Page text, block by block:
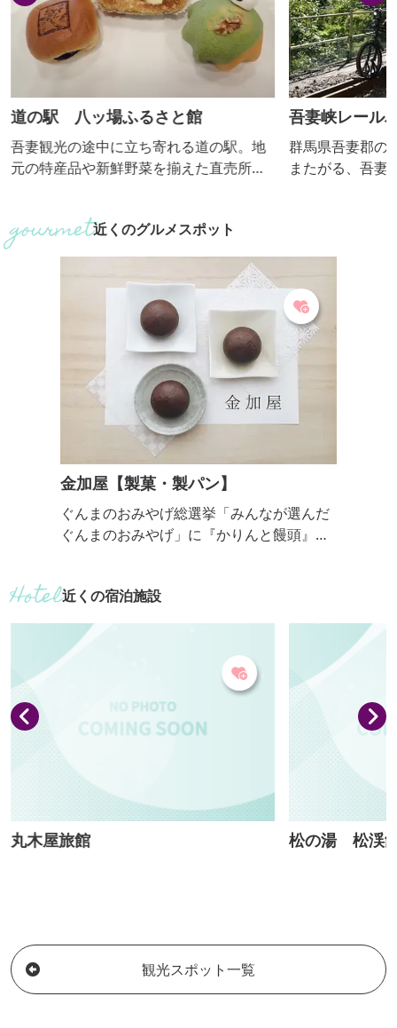
道の駅 八ッ場ふるさと館
吾妻観光の途中に立ち寄れる道の駅。地
元の特産品や新鮮野菜を揃えた直売所や
います。また、温泉地ならではの足湯を
楽しむことができます。
吾妻峡レール
ｎ！（アガッ
群馬県吾妻郡の
またがる、吾妻
した自転車型ト
車型トロッコの
インを辿ること
ファンは必見
近くのグルメスポット
金加屋【製菓・製パン】
ぐんまのおみやげ総選挙「みんなが選んだ
ぐんまのおみやげ」に『かりんと饅頭』が
り扱いの商品は異なります ※ 商品の一部
をお取り扱いいただいております。 【 県
外 】 ・群馬県アンテナショップ ぐんま
ちゃん家（東京都中央区銀座5丁目13番地1
ろは（群馬県高崎市...
近くの宿泊施設
丸木屋旅館 松の湯 松渓
観光スポット一覧